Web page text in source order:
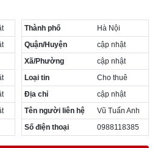
Thành phố
Hà Nội
Quận/Huyện
cập nhật
Xã/Phường
cập nhật
Loại tin
Cho thuê
Địa chỉ
cập nhật
Tên người liên hệ
Vũ Tuấn Anh
Số điện thoại
0988118385